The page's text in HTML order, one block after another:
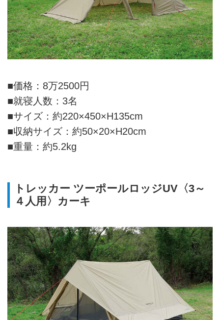
■価格：8万2500円
■就寝人数：3名
■サイズ：約220×450×H135cm
■収納サイズ：約50×20×H20cm
■重量：約5.2kg
トレッカー ツーポールロッジUV〈3～
４人用〉カーキ